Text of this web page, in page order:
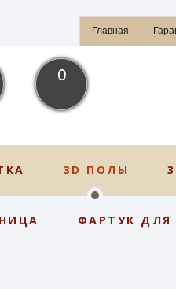
Главная
0
3D ПОЛЫ
ФАРТУК ДЛЯ